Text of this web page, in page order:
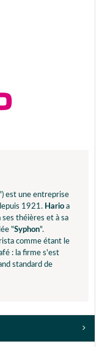
est une entreprise
1921. Hario a
théières et à sa
"Syphon".
comme étant le
: la firme s'est
standard de